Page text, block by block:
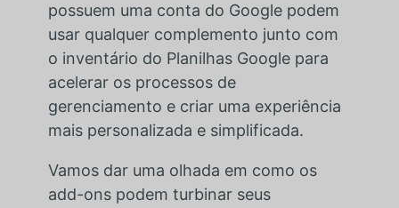
possuem uma conta do Google podem
usar qualquer complemento junto com
o inventário do Planilhas Google para
acelerar os processos de
gerenciamento e criar uma experiência
mais personalizada e simplificada.
Vamos dar uma olhada em como os
add-ons podem turbinar seus